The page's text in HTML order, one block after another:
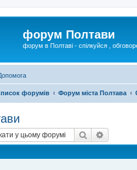
форум Полтави
форум в Полтаві - спілкуйся ,
форумів Форум міста Полтава
Пошук